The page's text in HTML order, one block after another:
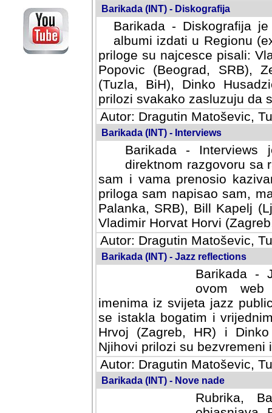
Barikada (INT) - Diskografija
Barikada - Diskografija
albumi izdati u Regionu
priloge su najcesce pisali:
Popovic (Beograd, SRB),
(Tuzla, BiH), Dinko
prilozi svakako zasluzuju da
Autor: Dragutin Matoševic,
Barikada (INT) - Interviews
Barikada -
direktnom razgovoru sa
sam i vama prenosio
priloga sam napisao sam,
Palanka, SRB), Bill Kapelj
Vladimir Horvat Horvi
Autor: Dragutin Matoševic,
Barikada (INT) - Jazz reflections
Barikada -
ovom web
imenima iz svijeta jazz
se istakla bogatim i
Hrvoj (Zagreb, HR) i
Njihovi prilozi su bezvremeni
Autor: Dragutin Matoševic,
Barikada (INT) - Nove nade
Rubrika,